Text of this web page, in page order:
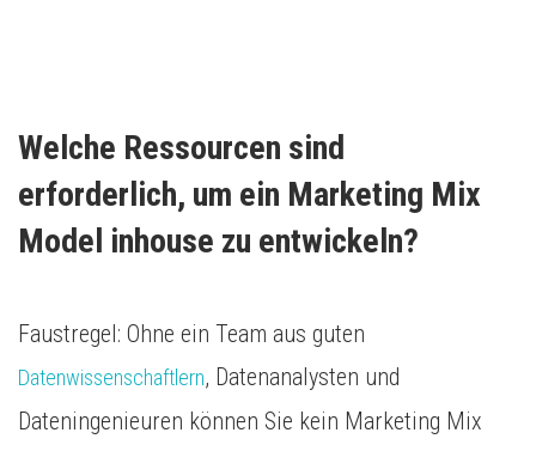
Welche Ressourcen sind
erforderlich, um ein Marketing Mix
Model inhouse zu entwickeln?
Faustregel: Ohne ein Team aus guten
Datenwissenschaftlern, Datenanalysten und
Dateningenieuren können Sie kein Marketing Mix